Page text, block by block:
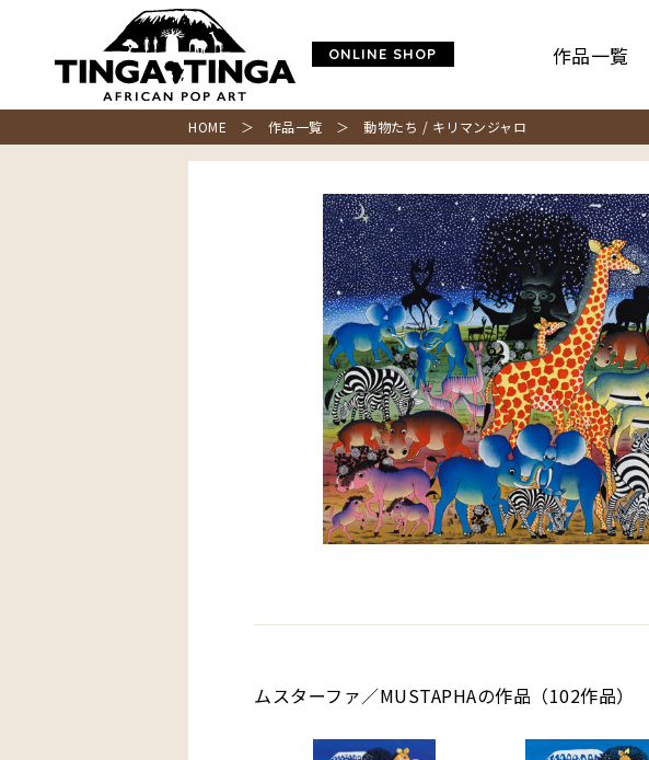
ONLINE SHOP 作品一覧
HOME ＞ 作品一覧 ＞ 動物たち / キリマンジャロ
ムスターファ／MUSTAPHAの作品（102作品）